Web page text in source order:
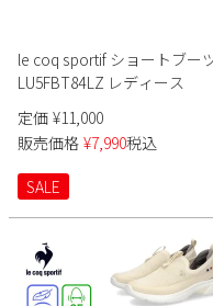
le coq sportif ショートブーツ
LU5FBT84LZ レディース
定価 ¥11,000
販売価格 ¥7,990税込
SALE